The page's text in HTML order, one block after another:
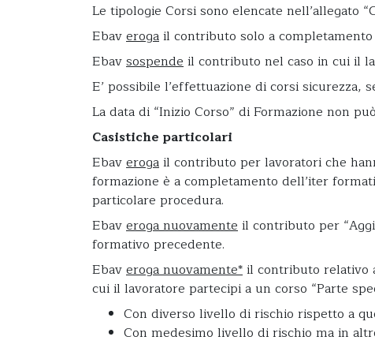
Le tipologie Corsi sono elencate nell’allegato
Ebaverogail contributo solo a
Ebavsospendeil contributo nel caso in cui il
E’ possibile l’effettuazione di corsi sicurezza,
La data di “Inizio Corso” di Formazione non
Casistiche particolari
Ebaverogail contributo per lavoratori che
formazione è a completamento dell’iter
particolare procedura.
Ebaveroga nuovamenteil contributo per
formativo precedente.
Ebaveroga nuovamente*il contributo relativo
cui il lavoratore partecipi a un corso “Parte
Con diverso livello di rischio rispetto a
Con medesimo livello di rischio ma in